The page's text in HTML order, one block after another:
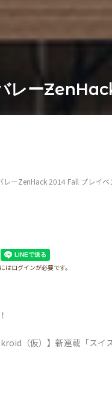
レー
レーZenHack 2014 Fall プレイベ
ログインが必要です。
（仮）】新連載「ス